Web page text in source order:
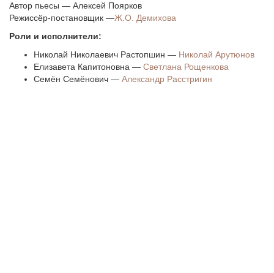
Автор пьесы — Алексей Поярков
Режиссёр-постановщик —Ж.О. Демихова
Роли и исполнители:
Николай Николаевич Растопшин — Николай Арутюнов
Елизавета Капитоновна — Светлана Рощенкова
Семён Семёнович — Александр Расстригин